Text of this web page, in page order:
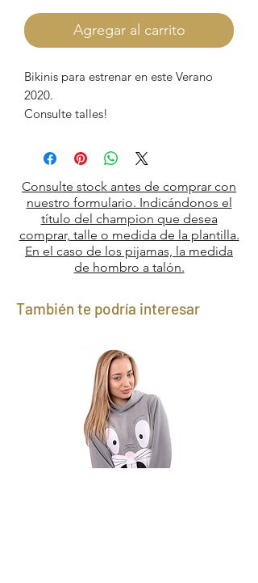
Agregar al carrito
Bikinis para estrenar en este Verano
2020.
Consulte talles!
Consulte stock antes de comprar con
nuestro formulario. Indicándonos el
título del champion que desea
comprar, talle o medida de la plantilla.
En el caso de los pijamas, la medida
de hombro a talón.
También te podría interesar